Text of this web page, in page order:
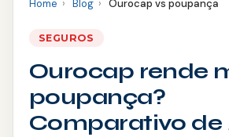
Consignado INSS
Consignado Servidor
Consignado CLT
⚡ Cotar seguro
Home › Blog › Ourocap vs poupança
SEGUROS
Ourocap rende
poupança?
Comparativo de